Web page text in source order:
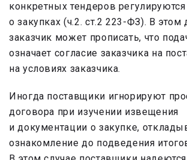
конкретных тендеров
о закупках (ч.2. ст.2 223-ФЗ). В этом
заказчик может прописать, что
означает согласие заказчика на
на условиях заказчика.
Иногда поставщики игнорируют
договора при изучении извещения
и документации о закупке,
ознакомление до подведения